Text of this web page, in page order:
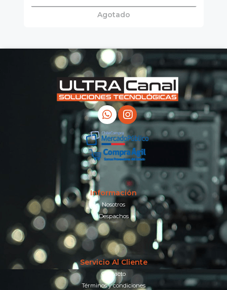
Agotado
Información
Nosotros
Despachos
Servicio Al Cliente
Contacto
Términos y condiciones